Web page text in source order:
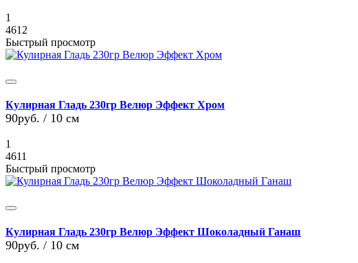
1
4612
Быстрый просмотр
Кулирная Гладь 230гр Велюр Эффект Хром
90руб. / 10 см
1
4611
Быстрый просмотр
Кулирная Гладь 230гр Велюр Эффект Шоколадный Ганаш
90руб. / 10 см